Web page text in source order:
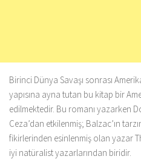
Birinci Dünya Savaşı sonrası
yapısına ayna tutan bu kitap bir
edilmektedir. Bu romanı yazarken
Ceza’dan etkilenmiş; Balzac’ın
fikirlerinden esinlenmiş olan yazar
iyi natüralist yazarlarından biridir.